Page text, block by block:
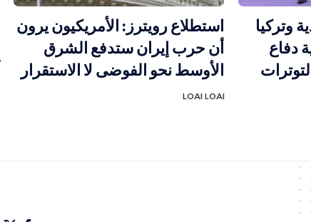
وتركيا
دفاع
استطلاع رويترز: الأمريكيون يرون
أن حرب إيران ستدفع الشرق
الأوسط نحو الفوضى لا الاستقرار
LOAI LOAI